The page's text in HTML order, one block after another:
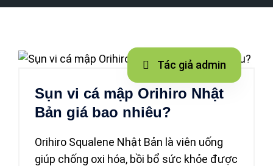
Tác giả admin
Sụn vi cá mập Orihiro Nhật
Bản giá bao nhiêu?
Orihiro Squalene Nhật Bản là viên uống
giúp chống oxi hóa, bồi bổ sức khỏe được